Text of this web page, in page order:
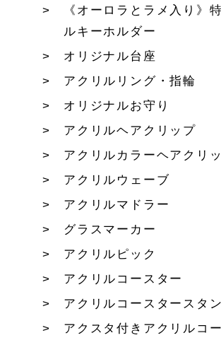
《オーロラとラメ入り》
ルキーホルダー
オリジナル台座
アクリルリング・指輪
オリジナルお守り
アクリルヘアクリップ
アクリルカラーヘアクリ
アクリルウェーブ
アクリルマドラー
グラスマーカー
アクリルピック
アクリルコースター
アクリルコースタースタ
アクスタ付きアクリルコ